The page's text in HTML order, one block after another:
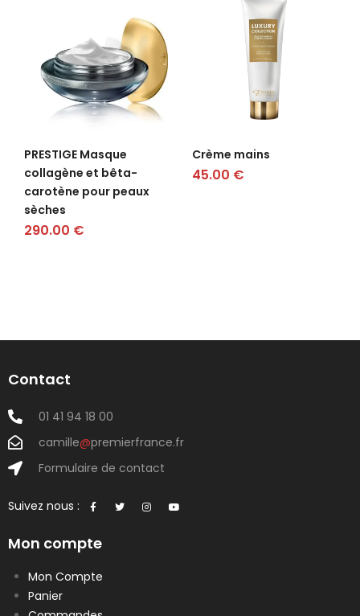
PRESTIGE Masque
collagène et bêta-
carotène pour peaux
sèches
290.00 €
Crème mains
45.00 €
Contact
01 41 94 18 00
camille@premierfrance.fr
Formulaire de contact
Suivez nous :
Mon compte
Mon Compte
Panier